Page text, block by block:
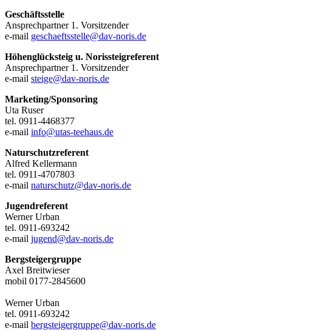
Geschäftsstelle
Ansprechpartner 1. Vorsitzender
e-mail geschaeftsstelle@dav-noris.de
Höhenglücksteig u. Norissteigreferent
Ansprechpartner 1. Vorsitzender
e-mail steige@dav-noris.de
Marketing/Sponsoring
Uta Ruser
tel. 0911-4468377
e-mail info@utas-teehaus.de
Naturschutzreferent
Alfred Kellermann
tel. 0911-4707803
e-mail naturschutz@dav-noris.de
Jugendreferent
Werner Urban
tel. 0911-693242
e-mail jugend@dav-noris.de
Bergsteigergruppe
Axel Breitwieser
mobil 0177-2845600
Werner Urban
tel. 0911-693242
e-mail bergsteigergruppe@dav-noris.de